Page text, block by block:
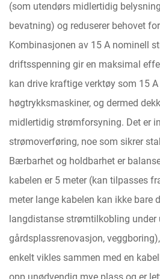
(som utendørs midlertidig
bevatning) og reduserer behovet
Kombinasjonen av 15 A nominell
driftsspenning gir en maksimal
kan drive kraftige verktøy som 15
høgtrykksmaskiner, og dermed
midlertidig strømforsyning. Det er
strømoverføring, noe som sikrer
Bærbarhet og holdbarhet er
kabelen er 5 meter (kan tilpasses
meter lange kabelen kan ikke bare
langdistanse strømtilkobling under
gårdsplassrenovasjon,
enkelt vikles sammen med en